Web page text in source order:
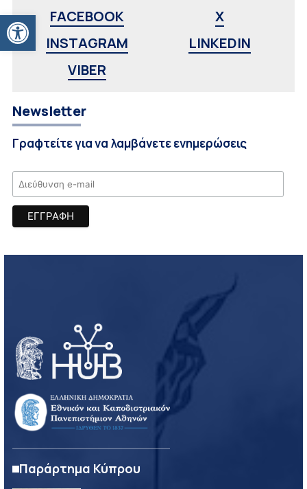
Ανοίξτε τη γραμμή εργαλείων
FACEBOOK
X
INSTAGRAM
LINKEDIN
VIBER
Newsletter
Γραφτείτε για να λαμβάνετε ενημερώσεις
Παράρτημα Κύπρου